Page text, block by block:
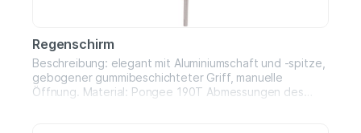
Regenschirm
Beschreibung: elegant mit Aluminiumschaft und -spitze,
gebogener gummibeschichteter Griff, manuelle
Öffnung. Material: Pongee 190T Abmessungen des